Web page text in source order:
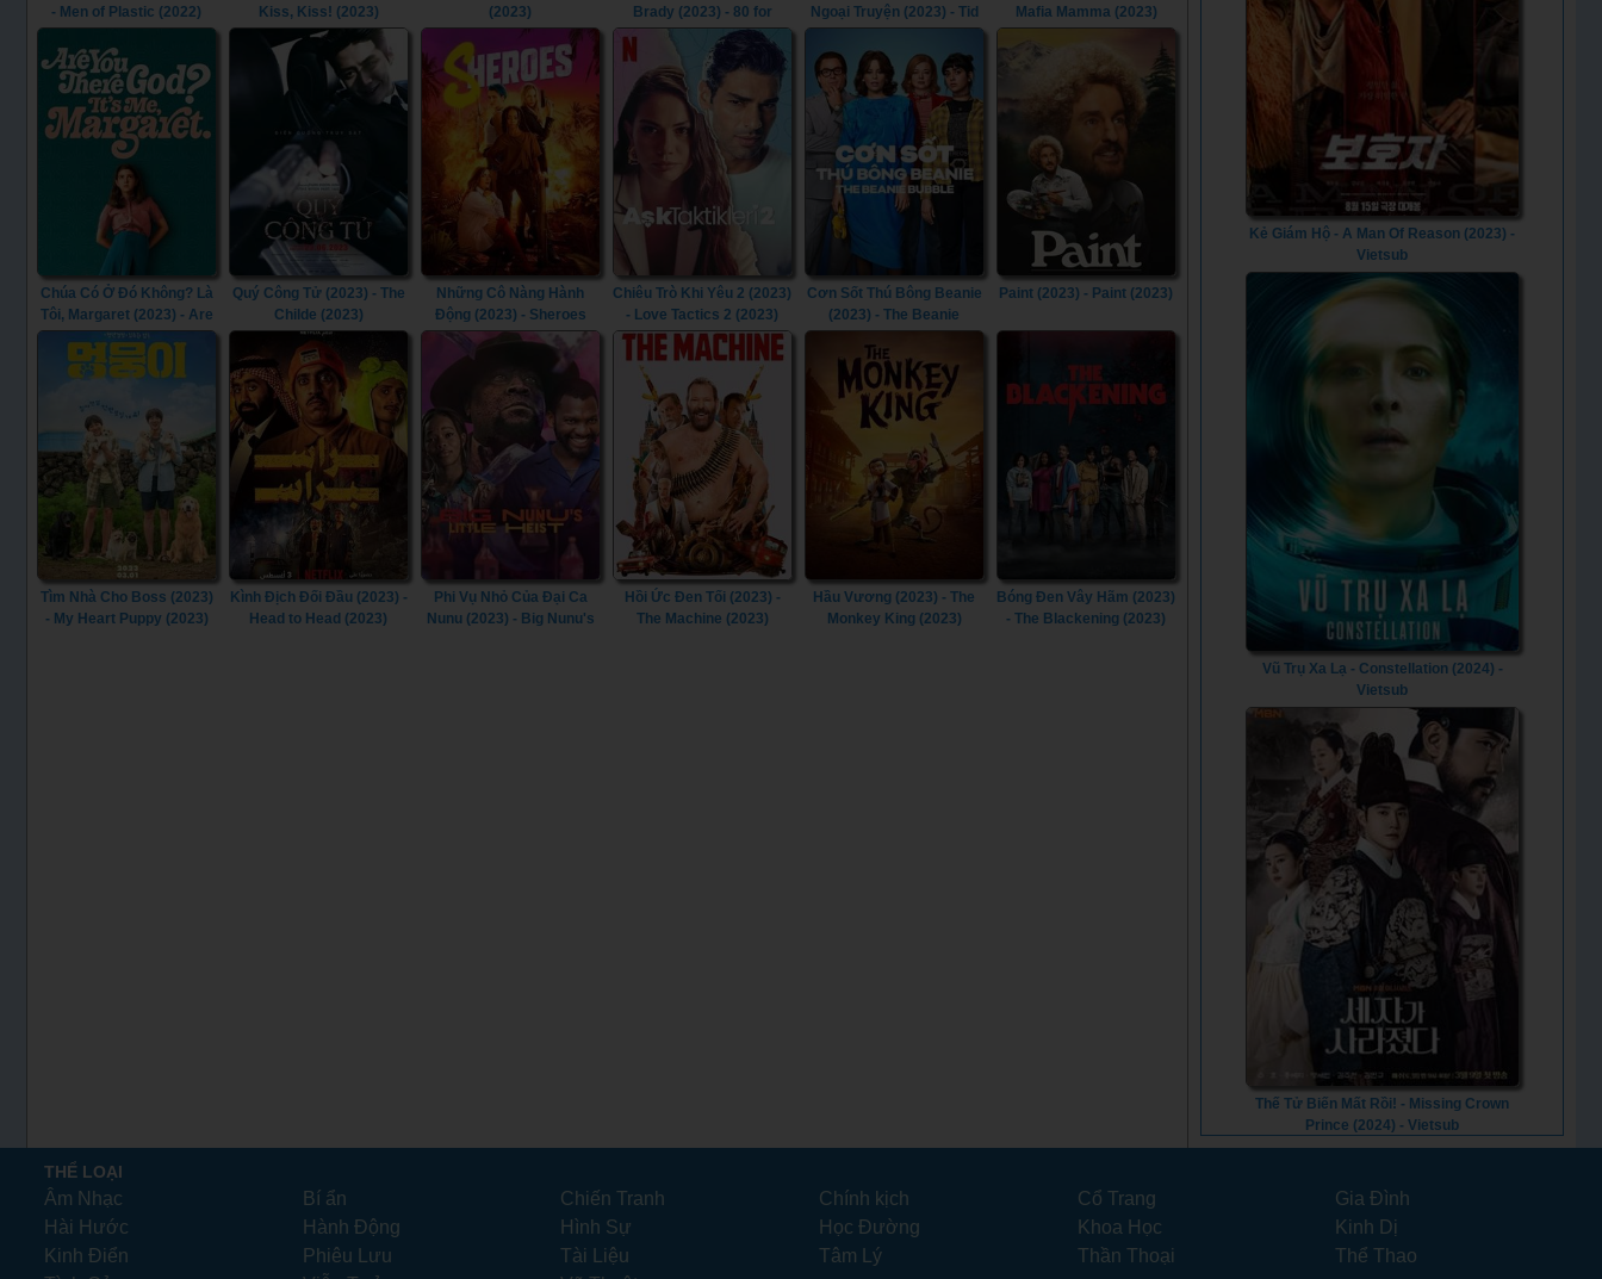
- Men of Plastic (2022)
Kiss, Kiss! (2023)
(2023)
Brady (2023) - 80 for
Brady (2023)
Ngoại Truyện (2023) - Tid
Noi: More Than True Love
(2023)
Mafia Mamma (2023)
Chúa Có Ở Đó Không? Là
Tôi, Margaret (2023) - Are
You There God? It’s Me,
Margaret. (2023)
Quý Công Tử (2023) - The
Childe (2023)
Những Cô Nàng Hành
Động (2023) - Sheroes
(2023)
Chiêu Trò Khi Yêu 2 (2023)
- Love Tactics 2 (2023)
Cơn Sốt Thú Bông Beanie
(2023) - The Beanie
Paint (2023) - Paint (2023)
Tìm Nhà Cho Boss (2023)
- My Heart Puppy (2023)
Kình Địch Đối Đầu (2023) -
Head to Head (2023)
Phi Vụ Nhỏ Của Đại Ca
Nunu (2023) - Big Nunu's
Hồi Ức Đen Tối (2023) -
The Machine (2023)
Hầu Vương (2023) - The
Monkey King (2023)
Bóng Đen Vây Hãm (2023)
- The Blackening (2023)
Kẻ Giám Hộ - A Man Of Reason (2023) -
Vietsub
Vũ Trụ Xa Lạ - Constellation (2024) -
Vietsub
Thế Tử Biến Mất Rồi! - Missing Crown
Prince (2024) - Vietsub
THỂ LOẠI
Âm Nhạc Bí ẩn Chiến Tranh Chính kịch Cổ Trang
Gia Đình
Hài Hước
Hành Động Hình Sự Học Đường Khoa Học
Kinh Dị
Kinh Điển
Phiêu Lưu Tài Liệu Tâm Lý Thần Thoại
Thể Thao